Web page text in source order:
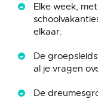
Elke week,
elkaar.
De
al je vragen
De